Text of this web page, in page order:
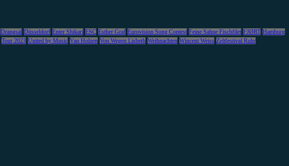
Drangsal Düsseldorf Enter Shikari ESC Esther Graf Eurovision Song Contest Feine Sahne Fischfilet FJØRT Hamburg
Tour 2023 United by Music Van Holzen Von Wegen Lisbeth Weihnachten Wincent Weiss Zeltfestival Ruhr